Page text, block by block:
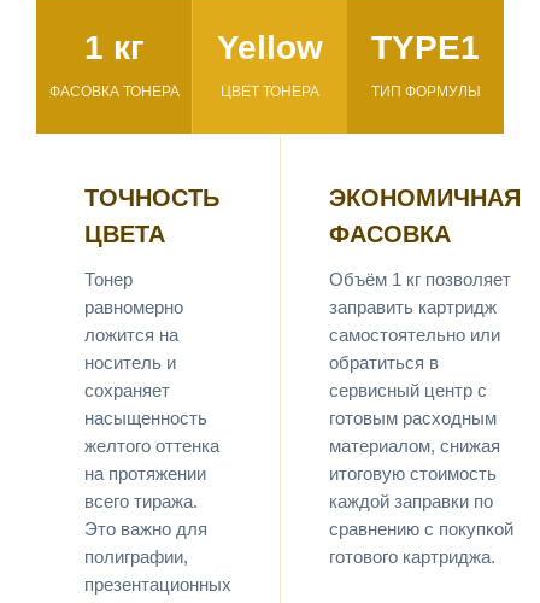
1 кг
ФАСОВКА ТОНЕРА
Yellow
ЦВЕТ ТОНЕРА
TYPE1
ТИП ФОРМУЛЫ
ТОЧНОСТЬ
ЦВЕТА
Тонер
равномерно
ложится на
носитель и
сохраняет
насыщенность
желтого оттенка
на протяжении
всего тиража.
Это важно для
полиграфии,
презентационных
ЭКОНОМИЧНАЯ
ФАСОВКА
Объём 1 кг позволяет
заправить картридж
самостоятельно или
обратиться в
сервисный центр с
готовым расходным
материалом, снижая
итоговую стоимость
каждой заправки по
сравнению с покупкой
готового картриджа.